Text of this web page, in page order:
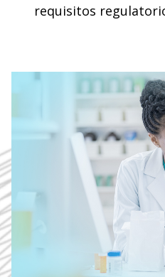
requisitos